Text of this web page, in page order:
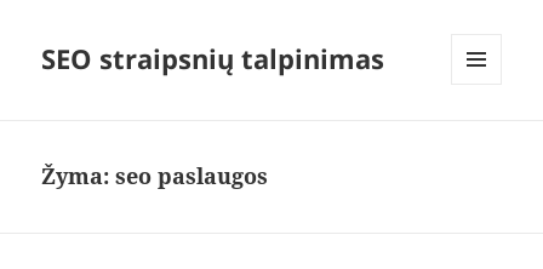
SEO straipsnių talpinimas
Žyma:seo paslaugos